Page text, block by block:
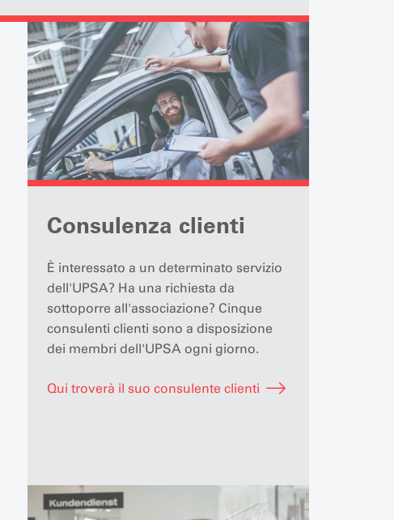
Consulenza clienti
È interessato a un determinato servizio
dell'UPSA? Ha una richiesta da
sottoporre all'associazione? Cinque
consulenti clienti sono a disposizione
dei membri dell'UPSA ogni giorno.
Qui troverà il suo consulente clienti